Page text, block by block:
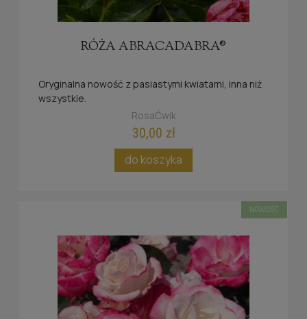
RÓŻA ABRACADABRA®
Oryginalna nowość z pasiastymi kwiatami, inna niż
wszystkie.
RosaĆwik
30,00 zł
do koszyka
NOWOŚĆ